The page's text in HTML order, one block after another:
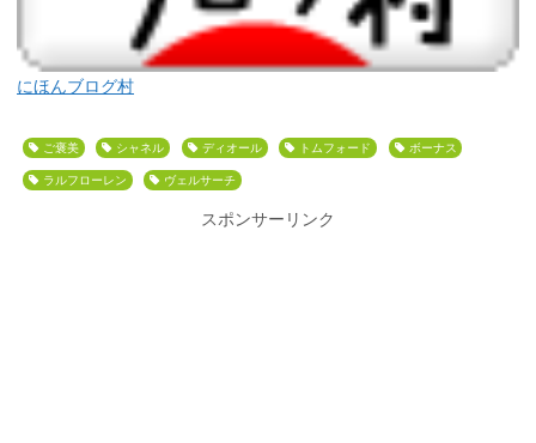
にほんブログ村
ご褒美 シャネル ディオール トムフォード ボーナス
ラルフローレン ヴェルサーチ
スポンサーリンク